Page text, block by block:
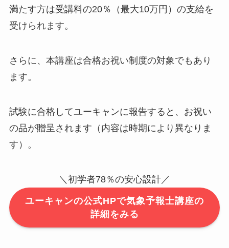
満たす方は受講料の20％（最大10万円）の支給を
受けられます。
さらに、本講座は合格お祝い制度の対象でもあり
ます。
試験に合格してユーキャンに報告すると、お祝い
の品が贈呈されます（内容は時期により異なりま
す）。
＼初学者78％の安心設計／
ユーキャンの公式HPで気象予報士講座の
詳細をみる